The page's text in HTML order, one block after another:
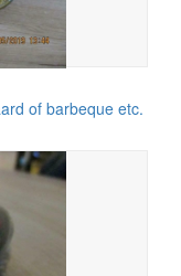
of barbeque etc.